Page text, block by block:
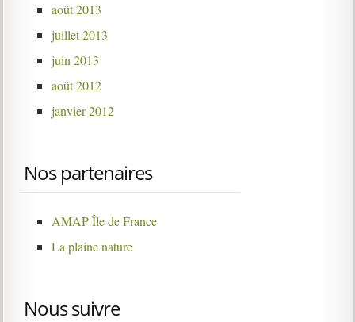
août 2013
juillet 2013
juin 2013
août 2012
janvier 2012
Nos partenaires
AMAP Île de France
La plaine nature
Nous suivre